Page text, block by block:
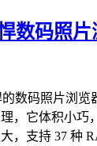
数码照片
数码照片浏览
，它体积小巧
，支持 37 种